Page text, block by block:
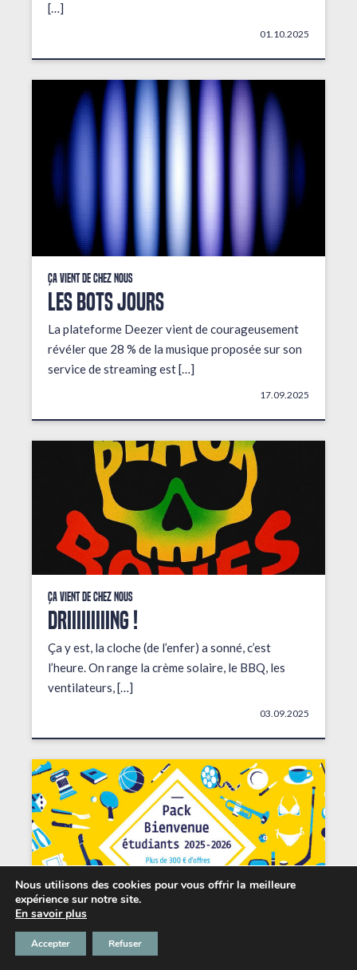
[…]
01.10.2025
Ça vient de chez nous
LES BOTS JOURS
La plateforme Deezer vient de courageusement
révéler que 28 % de la musique proposée sur son
service de streaming est […]
17.09.2025
Ça vient de chez nous
DRIIIIIIIIING !
Ça y est, la cloche (de l’enfer) a sonné, c’est
l’heure. On range la crème solaire, le BBQ, les
ventilateurs, […]
03.09.2025
Les petits + du Chabada
Nous utilisons des cookies pour vous offrir la meilleure
expérience sur notre site.
En savoir plus
Accepter Refuser